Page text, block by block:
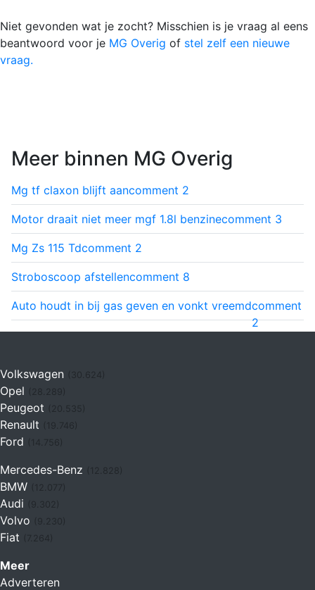
Niet gevonden wat je zocht? Misschien is je vraag al eens
beantwoord voor je MG Overig of stel zelf een nieuwe
vraag.
Meer binnen MG Overig
Mg tf claxon blijft aancomment 2
Motor draait niet meer mgf 1.8l benzinecomment 3
Mg Zs 115 Tdcomment 2
Stroboscoop afstellencomment 8
Auto houdt in bij gas geven en vonkt vreemdcomment
2
Volkswagen (30.624)
Opel
Peugeot
Renault (19.746)
Ford (14.756)
Mercedes-Benz
BMW
Audi
Volvo
Fiat (7.264)
Meer
Adverteren